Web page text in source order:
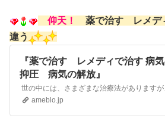
仰天！
薬で治す レメデ
違う
『薬で治す レメディで治す 病
抑圧 病気の解放』
世の中には、さ
ameblo.jp